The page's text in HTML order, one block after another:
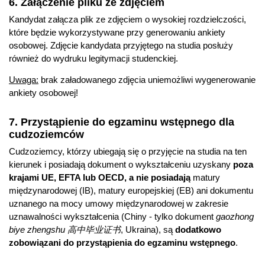
6. Załączenie pliku ze zdjęciem
Kandydat załącza plik ze zdjęciem o wysokiej rozdzielczości,
które będzie wykorzystywane przy generowaniu ankiety
osobowej. Zdjęcie kandydata przyjętego na studia posłuży
również do wydruku legitymacji studenckiej.
Uwaga: brak załadowanego zdjęcia uniemożliwi wygenerowanie
ankiety osobowej!
7. Przystąpienie do egzaminu wstępnego dla
cudzoziemców
Cudzoziemcy, którzy ubiegają się o przyjęcie na studia na ten
kierunek i posiadają dokument o wykształceniu uzyskany poza
krajami UE, EFTA lub OECD, a nie posiadająmatury
międzynarodowej (IB), matury europejskiej (EB) ani dokumentu
uznanego na mocy umowy międzynarodowej w zakresie
uznawalności wykształcenia (Chiny - tylko dokument gaozhong
biye zhengshu 高中毕业证书, Ukraina), są dodatkowo
zobowiązani do przystąpienia do egzaminu wstępnego.